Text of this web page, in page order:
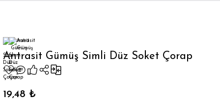
Antrasit Gümüş Simli Düz Soket Çorap
19,48 ₺